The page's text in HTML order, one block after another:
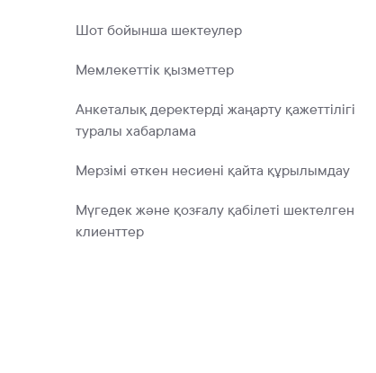
Шот бойынша шектеулер
Мемлекеттік қызметтер
Анкеталық деректерді жаңарту қажеттілігі
туралы хабарлама
Мерзімі өткен несиені қайта құрылымдау
Мүгедек және қозғалу қабілеті шектелген
клиенттер